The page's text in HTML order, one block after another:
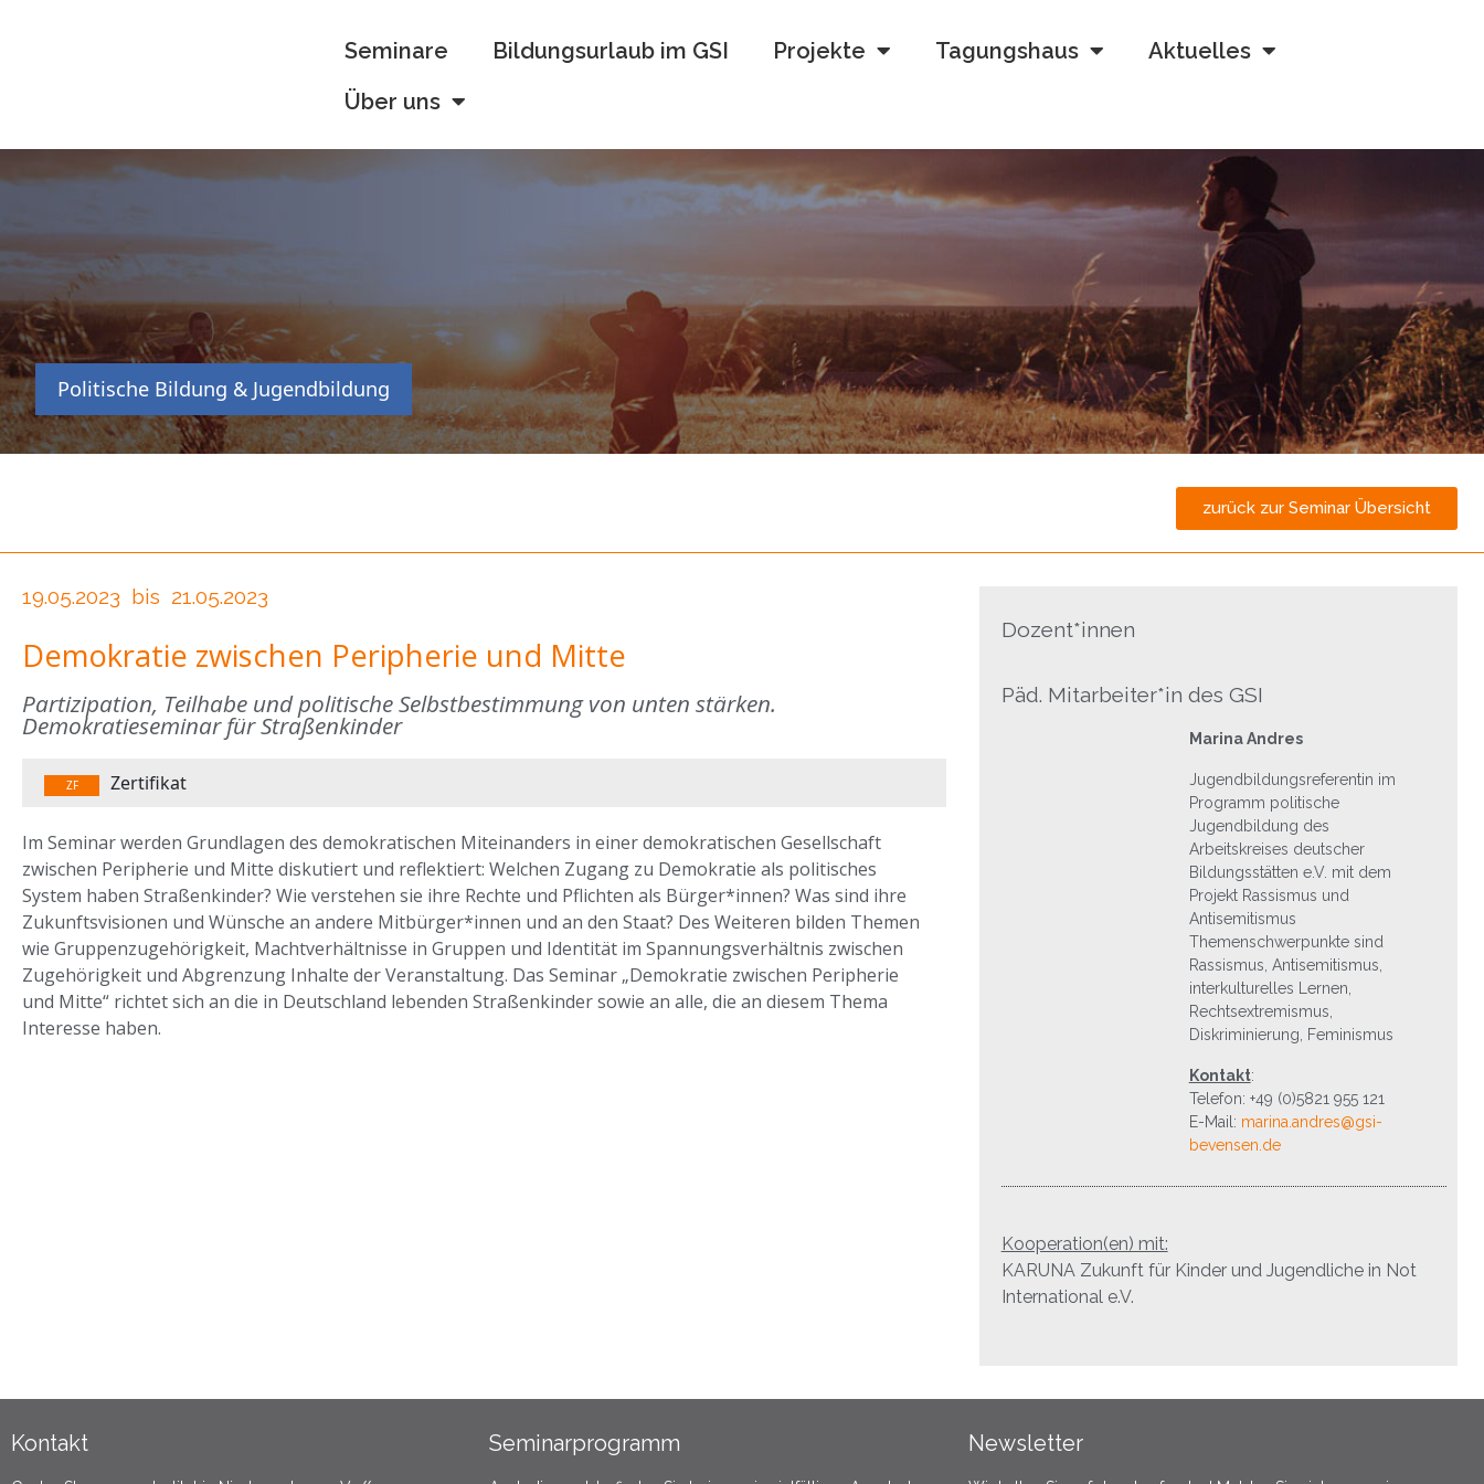
Seminare Bildungsurlaub im GSI Projekte Tagungshaus
Aktuelles
Über uns
Politische Bildung & Jugendbildung
zurück zur Seminar Übersicht
19.05.2023 bis 21.05.2023
Demokratie zwischen Peripherie und Mitte
Partizipation, Teilhabe und politische Selbstbestimmung von unten stärken.
Demokratieseminar für Straßenkinder
ZF Zertifikat
Im Seminar werden Grundlagen des demokratischen Miteinanders in einer demokratischen Gesellschaft
zwischen Peripherie und Mitte diskutiert und reflektiert: Welchen Zugang zu Demokratie als politisches
System haben Straßenkinder? Wie verstehen sie ihre Rechte und Pflichten als Bürger*innen? Was sind ihre
Zukunftsvisionen und Wünsche an andere Mitbürger*innen und an den Staat? Des Weiteren bilden Themen
wie Gruppenzugehörigkeit, Machtverhältnisse in Gruppen und Identität im Spannungsverhältnis zwischen
Zugehörigkeit und Abgrenzung Inhalte der Veranstaltung. Das Seminar „Demokratie zwischen Peripherie
und Mitte“ richtet sich an die in Deutschland lebenden Straßenkinder sowie an alle, die an diesem Thema
Interesse haben.
Dozent*innen
Päd. Mitarbeiter*in des GSI
Marina Andres
Jugendbildungsreferentin im
Programm politische
Jugendbildung des
Arbeitskreises deutscher
Bildungsstätten e.V. mit dem
Projekt Rassismus und
Antisemitismus
Themenschwerpunkte sind
Rassismus, Antisemitismus,
interkulturelles Lernen,
Rechtsextremismus,
Diskriminierung, Feminismus
Kontakt:
Telefon: +49 (0)5821 955 121
E-Mail: marina.andres@gsi-
bevensen.de
Kooperation(en) mit:
KARUNA Zukunft für Kinder und Jugendliche in Not
International e.V.
Kontakt Seminarprogramm Newsletter